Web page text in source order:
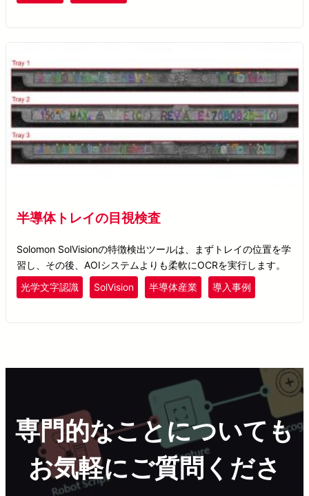
半導体トレイの目視検査
Solomon SolVisionの特徴検出ツールは、まずトレイの位置を学
習し、その後、AOIシステムよりも柔軟にOCRを実行します。
光学文字認識
SolVision 半導体産業 導入事例
専門的なことについても
お気軽にご質問くださ